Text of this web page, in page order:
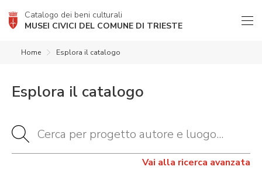
Catalogo dei beni culturali
MUSEI CIVICI DEL COMUNE DI TRIESTE
Home Esplora il catalogo
Esplora il catalogo
Vai alla ricerca avanzata